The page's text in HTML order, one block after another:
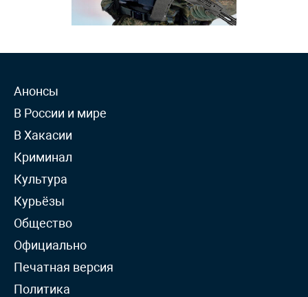
Анонсы
В России и мире
В Хакасии
Криминал
Культура
Курьёзы
Общество
Официально
Печатная версия
Политика